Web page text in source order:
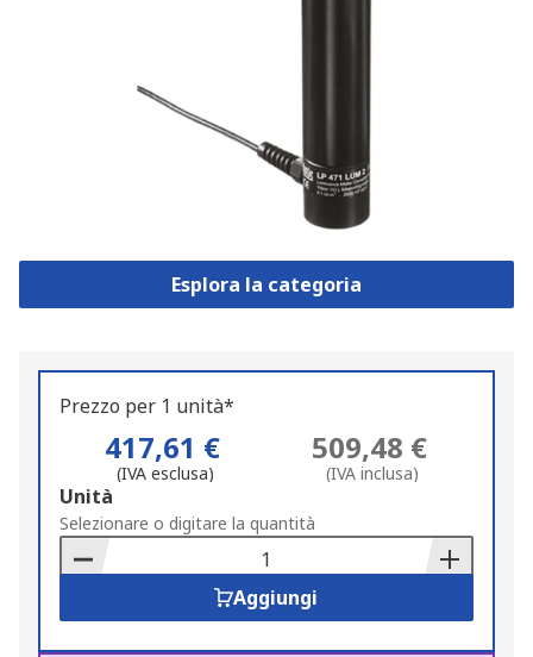
Esplora la categoria
Prezzo per 1 unità*
417,61 €
(IVA esclusa)
509,48 €
(IVA inclusa)
Add
to
Basket
Unità
Selezionare o digitare la quantità
Aggiungi